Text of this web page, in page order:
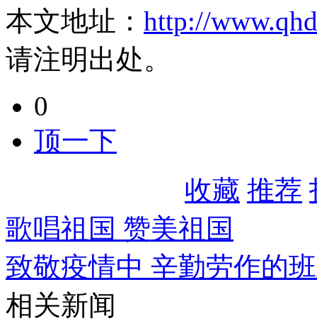
本文地址： http://
请注明出处。
0
顶一下
收藏 推荐
歌唱祖国 赞美祖国
致敬疫情中 辛勤劳作的
相关新闻